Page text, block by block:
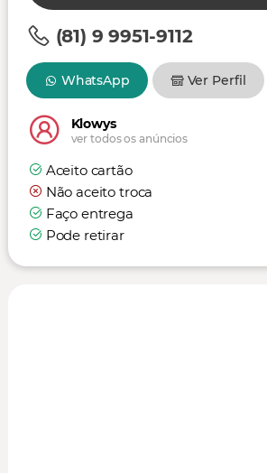
(81) 9 9951-9112
WhatsApp Ver Perfil
Klowys
ver todos os anúncios
Aceito cartão
Não aceito troca
Faço entrega
Pode retirar